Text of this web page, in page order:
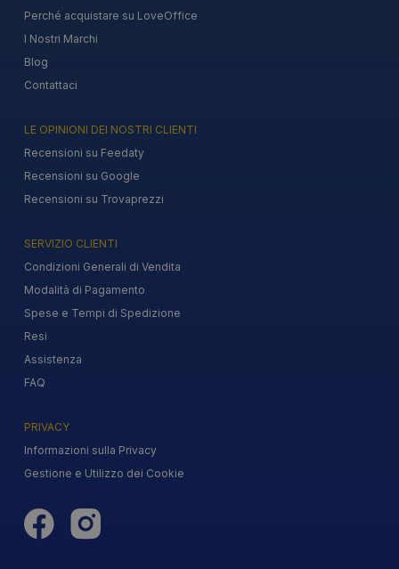
Perché acquistare su LoveOffice
I Nostri Marchi
Blog
Contattaci
LE OPINIONI DEI NOSTRI CLIENTI
Recensioni su Feedaty
Recensioni su Google
Recensioni su Trovaprezzi
SERVIZIO CLIENTI
Condizioni Generali di Vendita
Modalità di Pagamento
Spese e Tempi di Spedizione
Resi
Assistenza
FAQ
PRIVACY
Informazioni sulla Privacy
Gestione e Utilizzo dei Cookie